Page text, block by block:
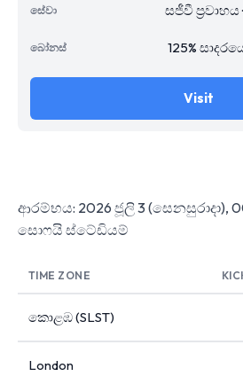
සජීවී
125%
Visit
ආරම්භය: 2026 ජූලි 3 (සෙනසුරාදා),
සොෆයි ස්ටේඩියම්
TIME ZONE
කොළඹ (SLST)
London